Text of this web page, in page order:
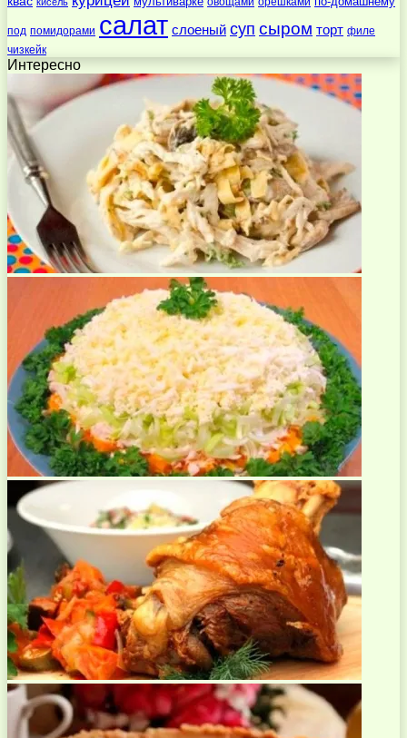
под помидорами салат слоеный суп сыром торт филе
чизкейк
Интересно